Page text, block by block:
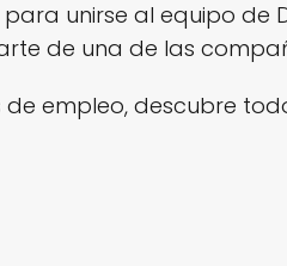
unirse al equipo de
de una de las
empleo, descubre